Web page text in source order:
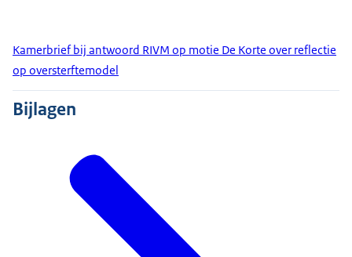
Kamerbrief bij antwoord RIVM op motie De Korte over reflectie
op oversterftemodel
Bijlagen